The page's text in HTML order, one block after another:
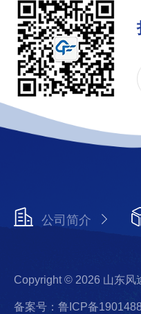
公司简介
Copyright © 2026 山东风
备案号：鲁ICP备